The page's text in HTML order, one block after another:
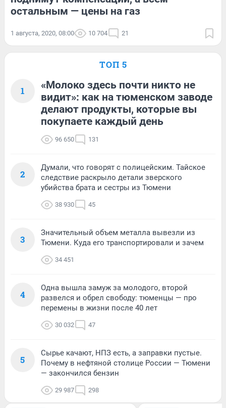
остальным — цены на газ
1 августа, 2020, 08:00 10 704 21
ТОП 5
1
«Молоко здесь почти никто не
видит»: как на тюменском заводе
делают продукты, которые вы
покупаете каждый день
96 650 131
2
Думали, что говорят с полицейским. Тайское
следствие раскрыло детали зверского
убийства брата и сестры из Тюмени
38 930 45
3
Значительный объем металла вывезли из
Тюмени. Куда его транспортировали и зачем
34 451
4
Одна вышла замуж за молодого, второй
развелся и обрел свободу: тюменцы — про
перемены в жизни после 40 лет
30 032 47
5
Сырье качают, НПЗ есть, а заправки пустые.
Почему в нефтяной столице России — Тюмени
— закончился бензин
29 987 298